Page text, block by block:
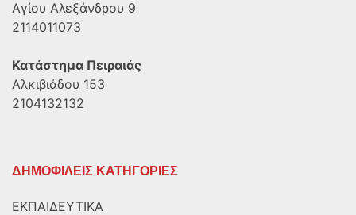
Αγίου Αλεξάνδρου 9
2114011073
Κατάστημα Πειραιάς
Αλκιβιάδου 153
2104132132
ΔΗΜΟΦΙΛΕΙΣ ΚΑΤΗΓΟΡΙΕΣ
ΕΚΠΑΙΔΕΥΤΙΚΑ